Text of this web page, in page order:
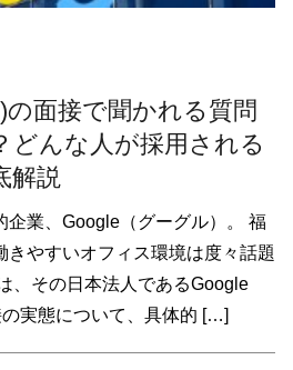
面接で聞かれる質問
どんな人が採用される
解説
企業、Google（グーグル）。 福
きやすいオフィス環境は度々話題
、その日本法人であるGoogle
実態について、具体的 […]